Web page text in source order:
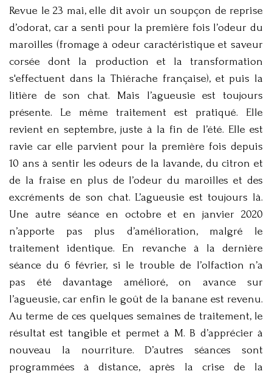
Revue le 23 mai, elle dit avoir un soupçon de reprise
d’odorat, car a senti pour la première fois l’odeur du
maroilles (fromage à odeur caractéristique et saveur
corsée dont la production et la transformation
s'effectuent dans la Thiérache française), et puis la
litière de son chat. Mais l’agueusie est toujours
présente. Le même traitement est pratiqué. Elle
revient en septembre, juste à la fin de l’été. Elle est
ravie car elle parvient pour la première fois depuis
10 ans à sentir les odeurs de la lavande, du citron et
de la fraise en plus de l’odeur du maroilles et des
excréments de son chat. L’agueusie est toujours là.
Une autre séance en octobre et en janvier 2020
n’apporte pas plus d’amélioration, malgré le
traitement identique. En revanche à la dernière
séance du 6 février, si le trouble de l’olfaction n’a
pas été davantage amélioré, on avance sur
l’agueusie, car enfin le goût de la banane est revenu.
Au terme de ces quelques semaines de traitement, le
résultat est tangible et permet à M. B d’apprécier à
nouveau la nourriture. D’autres séances sont
programmées à distance, après la crise de la